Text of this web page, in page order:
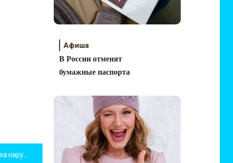
Афиша
В России отменят
бумажные паспорта